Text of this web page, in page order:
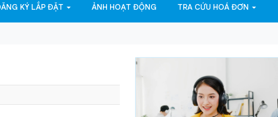
KÝ LẮP ĐẶT ẢNH HOẠT ĐỘNG TRA CỨU HOÁ ĐƠN